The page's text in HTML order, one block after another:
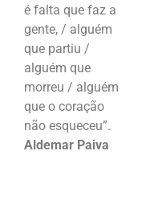
é falta que faz a
gente, / alguém
que partiu /
alguém que
morreu / alguém
que o coração
não esqueceu”.
Aldemar Paiva